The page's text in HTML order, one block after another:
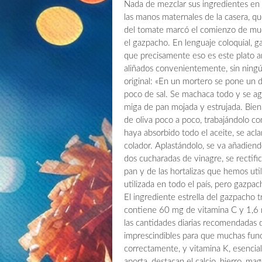
Nada de mezclar sus ingredientes
las manos maternales de la casera,
del tomate marcó el comienzo de
el gazpacho. En lenguaje coloquial,
que precisamente eso es este plato
aliñados convenientemente, sin
original: «En un mortero se pone un
poco de sal. Se machaca todo y se
miga de pan mojada y estrujada.
de oliva poco a poco, trabajándolo
haya absorbido todo el aceite, se
colador. Aplastándolo, se va
dos cucharadas de vinagre, se
pan y de las hortalizas que hemos
utilizada en todo el país, pero
El ingrediente estrella del gazpacho
contiene 60 mg de vitamina C y 1,6
las cantidades diarias
imprescindibles para que muchas
correctamente, y vitamina K,